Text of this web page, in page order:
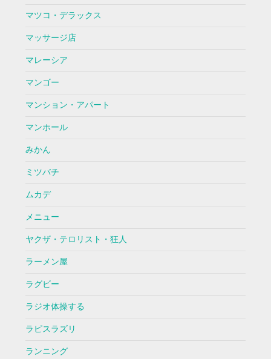
マツコ・デラックス
マッサージ店
マレーシア
マンゴー
マンション・アパート
マンホール
みかん
ミツバチ
ムカデ
メニュー
ヤクザ・テロリスト・狂人
ラーメン屋
ラグビー
ラジオ体操する
ラピスラズリ
ランニング